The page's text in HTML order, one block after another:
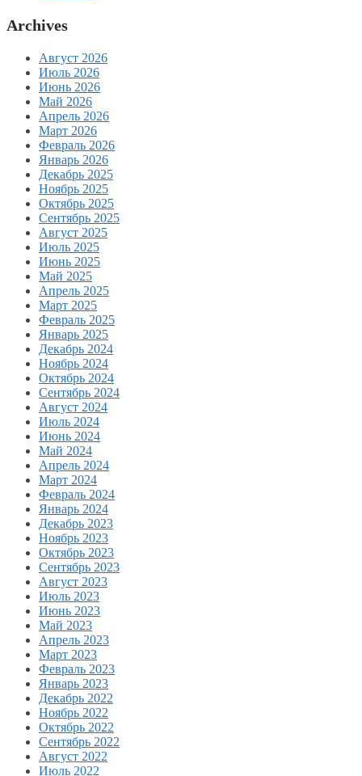
Archives
Август 2026
Июль 2026
Июнь 2026
Май 2026
Апрель 2026
Март 2026
Февраль 2026
Январь 2026
Декабрь 2025
Ноябрь 2025
Октябрь 2025
Сентябрь 2025
Август 2025
Июль 2025
Июнь 2025
Май 2025
Апрель 2025
Март 2025
Февраль 2025
Январь 2025
Декабрь 2024
Ноябрь 2024
Октябрь 2024
Сентябрь 2024
Август 2024
Июль 2024
Июнь 2024
Май 2024
Апрель 2024
Март 2024
Февраль 2024
Январь 2024
Декабрь 2023
Ноябрь 2023
Октябрь 2023
Сентябрь 2023
Август 2023
Июль 2023
Июнь 2023
Май 2023
Апрель 2023
Март 2023
Февраль 2023
Январь 2023
Декабрь 2022
Ноябрь 2022
Октябрь 2022
Сентябрь 2022
Август 2022
Июль 2022